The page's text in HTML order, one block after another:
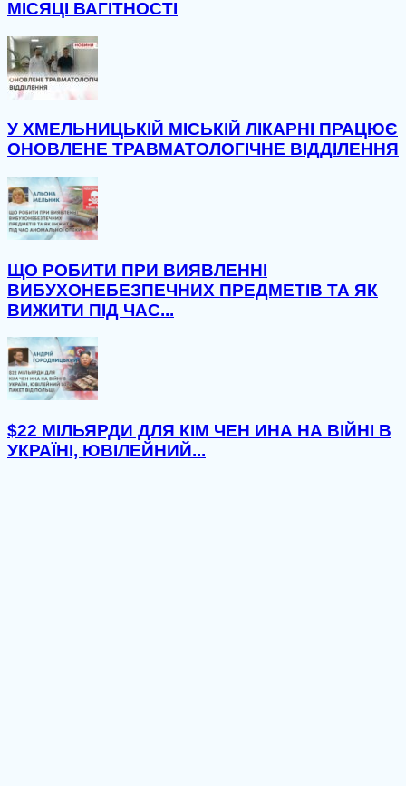
МІСЯЦІ ВАГІТНОСТІ
У ХМЕЛЬНИЦЬКІЙ МІСЬКІЙ ЛІКАРНІ ПРАЦЮЄ
ОНОВЛЕНЕ ТРАВМАТОЛОГІЧНЕ ВІДДІЛЕННЯ
ЩО РОБИТИ ПРИ ВИЯВЛЕННІ
ВИБУХОНЕБЕЗПЕЧНИХ ПРЕДМЕТІВ ТА ЯК
ВИЖИТИ ПІД ЧАС...
$22 МІЛЬЯРДИ ДЛЯ КІМ ЧЕН ИНА НА ВІЙНІ В
УКРАЇНІ, ЮВІЛЕЙНИЙ...